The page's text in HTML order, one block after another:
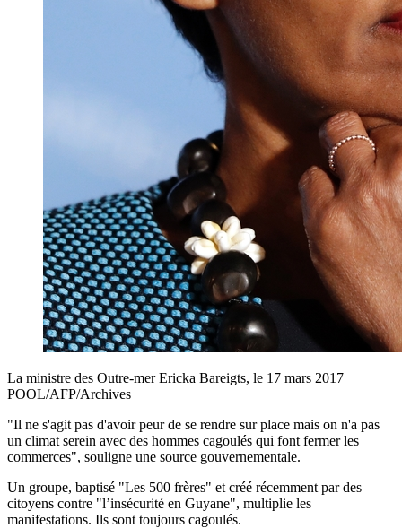
La ministre des Outre-mer Ericka Bareigts, le 17 mars 2017
POOL/AFP/Archives
"Il ne s'agit pas d'avoir peur de se rendre sur place mais on n'a pas
un climat serein avec des hommes cagoulés qui font fermer les
commerces", souligne une source gouvernementale.
Un groupe, baptisé "Les 500 frères" et créé récemment par des
citoyens contre "l’insécurité en Guyane", multiplie les
manifestations. Ils sont toujours cagoulés.